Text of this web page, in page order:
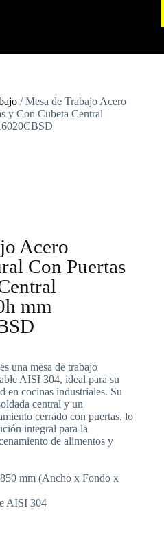
/ Mesa de Trabajo Acero
y Con Cubeta Central
Acero
Con Puertas
mm
una mesa de trabajo
AISI 304, ideal para su
en cocinas industriales. Su
central y un
cerrado con puertas, lo
integral para la
de alimentos y
mm (Ancho x Fondo x
AISI 304